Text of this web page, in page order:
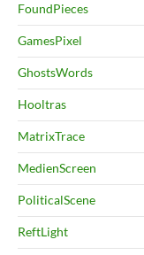
FoundPieces
GamesPixel
GhostsWords
Hooltras
MatrixTrace
MedienScreen
PoliticalScene
ReftLight